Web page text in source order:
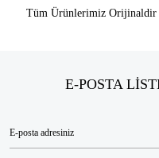
Tüm Ürünlerimiz Orijinaldir
E-POSTA